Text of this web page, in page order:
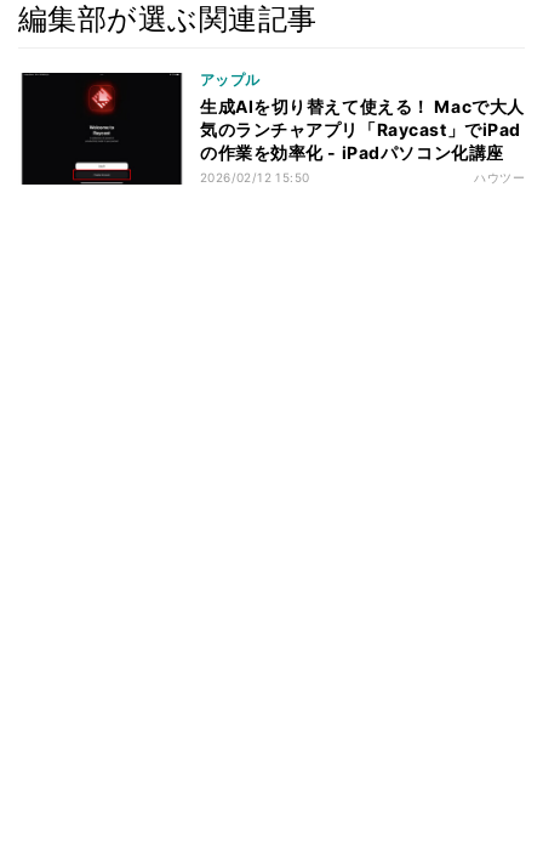
編集部が選ぶ関連記事
アップル
生成AIを切り替えて使える！ Macで大人
気のランチャアプリ「Raycast」でiPad
の作業を効率化 - iPadパソコン化講座
2026/02/12 15:50 ハウツー